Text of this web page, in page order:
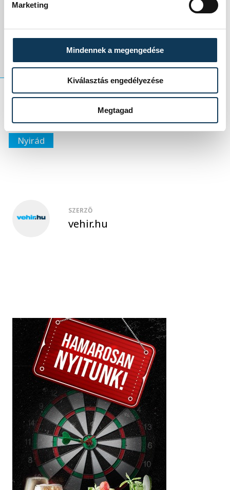
Marketing
Mindennek a megengedése
Kiválasztás engedélyezése
Megtagad
órától rendezik.
ország-világ
Nyirád
SZERZŐ
vehir.hu